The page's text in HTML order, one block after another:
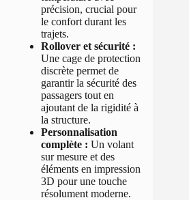
précision, crucial pour
le confort durant les
trajets.
Rollover et sécurité :
Une cage de protection
discrète permet de
garantir la sécurité des
passagers tout en
ajoutant de la rigidité à
la structure.
Personnalisation
complète : Un volant
sur mesure et des
éléments en impression
3D pour une touche
résolument moderne.